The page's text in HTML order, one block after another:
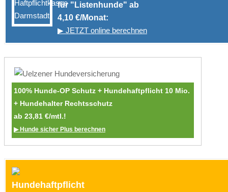
für "Listenhunde" ab
4,10 €/Monat:
▶ JETZT online berechnen
100% Hunde-OP Schutz + Hundehaftpflicht 10 Mio.
+ Hundehalter Rechtsschutz
ab 23,81 €/mtl.!
▶ Hunde sicher Plus berechnen
Hundehaftpflicht